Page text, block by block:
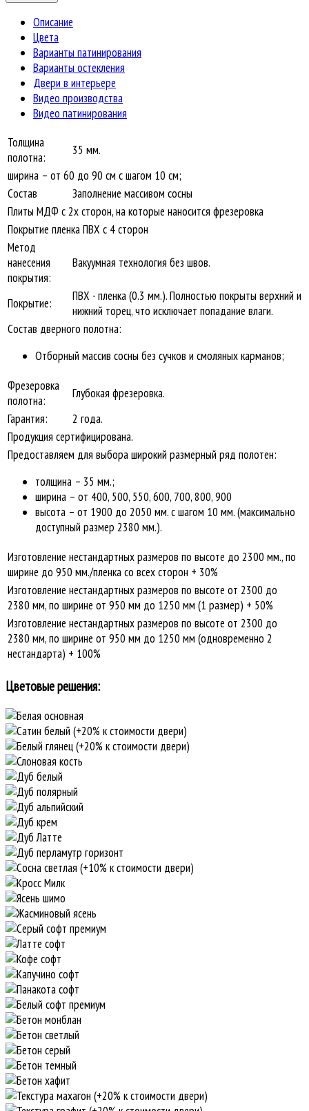
Описание
Цвета
Варианты патинирования
Варианты остекления
Двери в интерьере
Видео производства
Видео патинирования
Толщина
полотна:
35 мм.
ширина – от 60 до 90 см с шагом 10 см;
Состав
Заполнение массивом сосны
Плиты МДФ с 2х сторон, на которые наносится фрезеровка
Покрытие пленка ПВХ с 4 сторон
Метод
нанесения
покрытия:
Вакуумная технология без швов.
Покрытие:
ПВХ - пленка (0.3 мм.). Полностью покрыты верхний и
нижний торец, что исключает попадание влаги.
Состав дверного полотна:
Отборный массив сосны без сучков и смоляных карманов;
Фрезеровка
полотна:
Глубокая фрезеровка.
Гарантия:
2 года.
Продукция сертифицирована.
Предоставляем для выбора широкий размерный ряд полотен:
толщина – 35 мм.;
ширина – от 400, 500, 550, 600, 700, 800, 900
высота – от 1900 до 2050 мм. с шагом 10 мм. (максимально
доступный размер 2380 мм.).
Изготовление нестандартных размеров по высоте до 2300 мм., по
ширине до 950 мм./пленка со всех сторон + 30%
Изготовление нестандартных размеров по высоте от 2300 до
2380 мм, по ширине от 950 мм до 1250 мм (1 размер) + 50%
Изготовление нестандартных размеров по высоте от 2300 до
2380 мм, по ширине от 950 мм до 1250 мм (одновременно 2
нестандарта) + 100%
Цветовые решения: